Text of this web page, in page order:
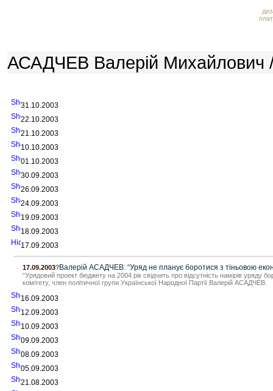
АСАДЧЕВ Валерій Михайлович
31.10.2003
22.10.2003
21.10.2003
10.10.2003
01.10.2003
30.09.2003
26.09.2003
24.09.2003
19.09.2003
18.09.2003
17.09.2003
17.09.2003?Валерій АСАДЧЕВ: “Уряд не планує боротися з тіньовою
“Урядовий проект бюджету на 2004 рік свідчить про відсутність намірів
комітету, член політичної групи Української Народної Партії Валерій АСАДЧЕВ.
16.09.2003
12.09.2003
10.09.2003
09.09.2003
08.09.2003
05.09.2003
21.08.2003